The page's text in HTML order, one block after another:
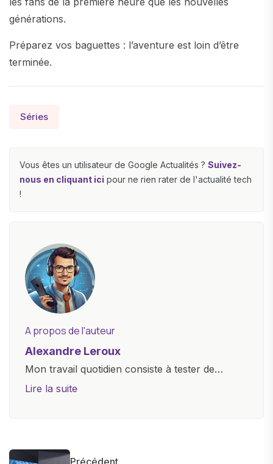
générations.
Préparez vos baguettes : l’aventure est loin d’être
terminée.
Séries
Vous êtes un utilisateur de Google Actualités ? Suivez-
nous en cliquant ici pour ne rien rater de l'actualité tech
!
A propos de l'auteur
Alexandre Leroux
Mon travail quotidien consiste à tester de
nouveaux appareils, à rédiger des critiques
informations précises et pertinentes pour aider
Lire la suite
Précédent